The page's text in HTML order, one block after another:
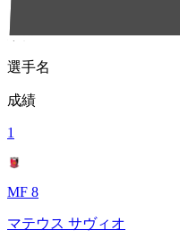
順位
選手名
成績
1
MF 8
マテウス サヴィオ